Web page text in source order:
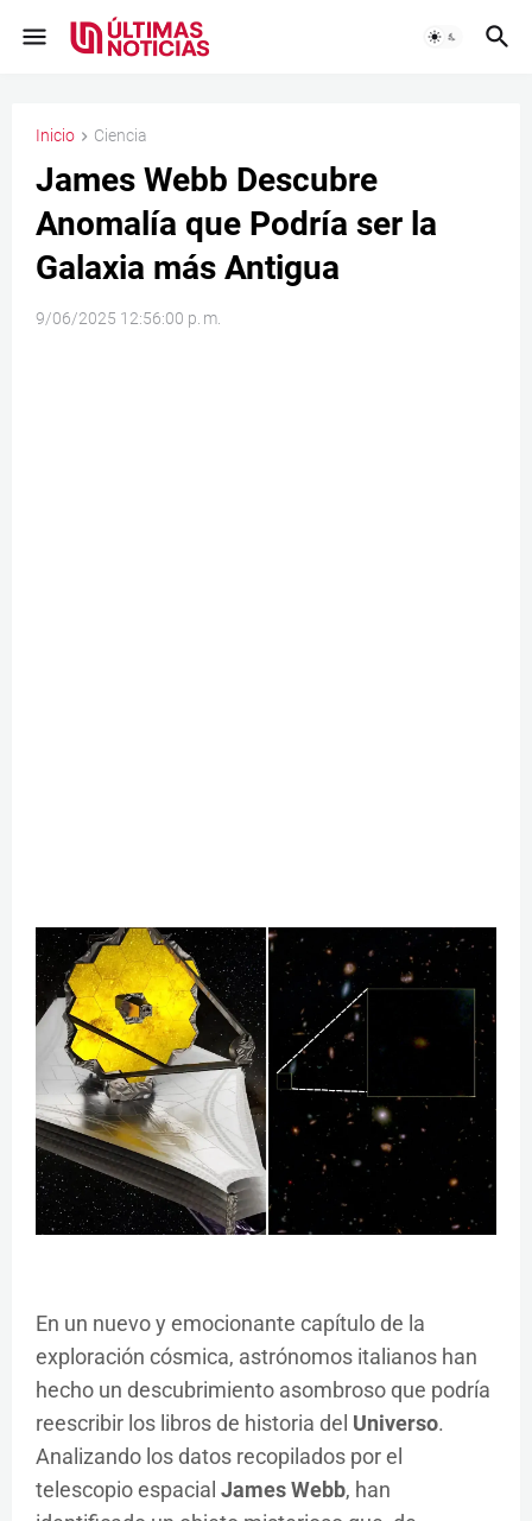
Inicio Ciencia
James Webb Descubre
Anomalía que Podría ser la
Galaxia más Antigua
9/06/2025 12:56:00 p. m.
En un nuevo y emocionante capítulo de la
exploración cósmica, astrónomos italianos han
hecho un descubrimiento asombroso que podría
reescribir los libros de historia del Universo.
Analizando los datos recopilados por el
telescopio espacial James Webb, han